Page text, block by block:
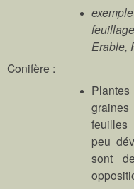
Erable,
Conifère :
peu
sont